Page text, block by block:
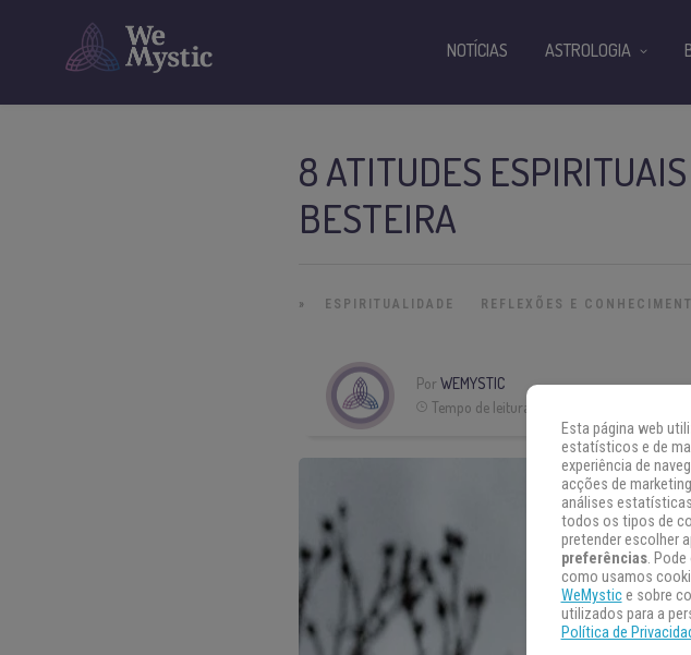
8 ATITUDES
BESTEIRA
» ESPIRITUALIDADE REFLEXÕES E
PorWEMYSTIC
Tempo de leitura:
NOTÍCIAS ASTROLOGIA
Esta página web
estatísticos e de
experiência de
acções de
análises
todos os tipos de
pretender escolher
preferências.
como usamos
WeMystice sobre
utilizados para a
Política de